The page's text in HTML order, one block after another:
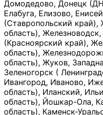
Домодедово, Донецк
Елабуга, Елизово,
(Ставропольский
область),
(Красноярский край),
область),
область), Жуков,
Зеленогорск (
Ивангород, Иваново,
область), Иланский,
область), Йошкар-Ола,
область), Каменск-